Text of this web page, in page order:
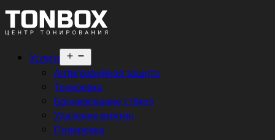
Услуги
меню
Антигравийная защита
Тонировка
Бронирование стёкол
Удаление вмятин
Полировка